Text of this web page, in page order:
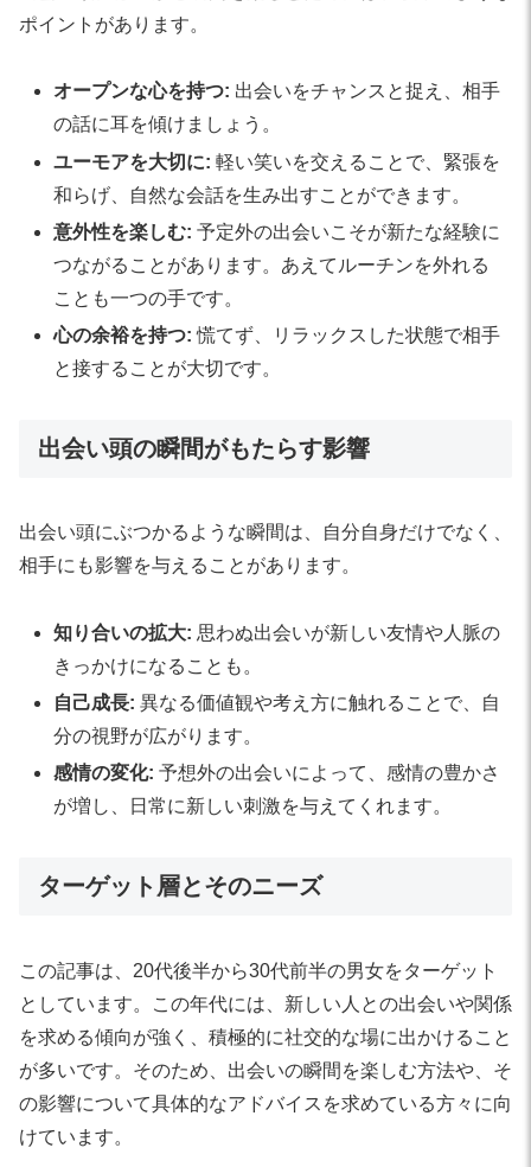
ポイントがあります。
オープンな心を持つ: 出会いをチャンスと捉え、相手
の話に耳を傾けましょう。
ユーモアを大切に: 軽い笑いを交えることで、緊張を
和らげ、自然な会話を生み出すことができます。
意外性を楽しむ: 予定外の出会いこそが新たな経験に
つながることがあります。あえてルーチンを外れる
ことも一つの手です。
心の余裕を持つ: 慌てず、リラックスした状態で相手
と接することが大切です。
出会い頭の瞬間がもたらす影響
出会い頭にぶつかるような瞬間は、自分自身だけでなく、
相手にも影響を与えることがあります。
知り合いの拡大: 思わぬ出会いが新しい友情や人脈の
きっかけになることも。
自己成長: 異なる価値観や考え方に触れることで、自
分の視野が広がります。
感情の変化: 予想外の出会いによって、感情の豊かさ
が増し、日常に新しい刺激を与えてくれます。
ターゲット層とそのニーズ
この記事は、20代後半から30代前半の男女をターゲット
としています。この年代には、新しい人との出会いや関係
を求める傾向が強く、積極的に社交的な場に出かけること
が多いです。そのため、出会いの瞬間を楽しむ方法や、そ
の影響について具体的なアドバイスを求めている方々に向
けています。